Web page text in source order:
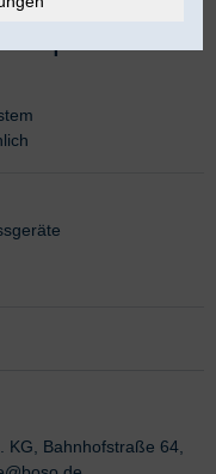
KG, Bahnhofstraße 64,